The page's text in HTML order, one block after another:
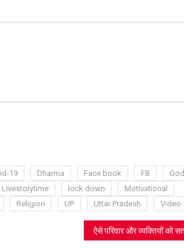
19 Dharma Face book FB
God
Livestorytime lock down
Motivational
Religion UP Uttar Pradesh Video